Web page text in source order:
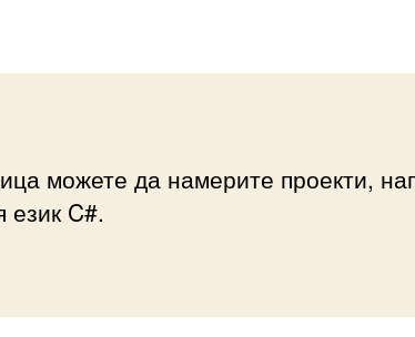
можете да намерите проекти,
език C#.